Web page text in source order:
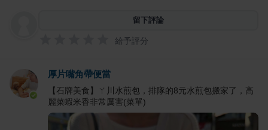
留下評論
給予評分
厚片嘴角帶便當
【石牌美食】ㄚ川水煎包，排隊的8元水煎包搬家了，高
麗菜蝦米香非常厲害(菜單)